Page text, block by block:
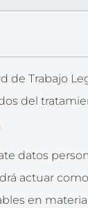
de Trabajo
del
datos
actuar
en